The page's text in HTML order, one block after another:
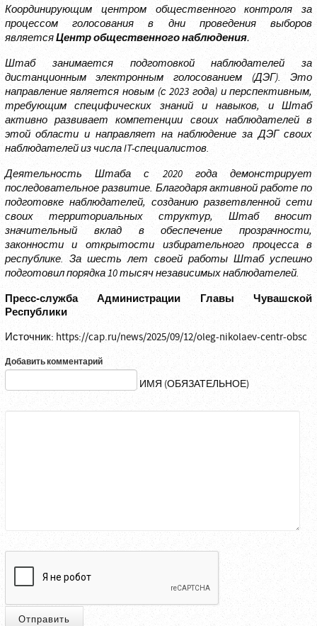
Координирующим центром общественного контроля за
процессом голосования в дни проведения выборов
являетсяЦентр общественного наблюдения.
Штаб занимается подготовкой наблюдателей за
дистанционным электронным голосованием (ДЭГ). Это
направление является новым (с 2023 года) и перспективным,
требующим специфических знаний и навыков, и Штаб
активно развивает компетенции своих наблюдателей в
этой области и направляет на наблюдение за ДЭГ своих
наблюдателей из числа IT-специалистов.
Деятельность Штаба с 2020 года демонстрирует
последовательное развитие. Благодаря активной работе по
подготовке наблюдателей, созданию разветвленной сети
своих территориальных структур, Штаб вносит
значительный вклад в обеспечение прозрачности,
законности и открытости избирательного процесса в
республике. За шесть лет своей работы Штаб успешно
подготовил порядка 10 тысяч независимых наблюдателей.
Пресс-служба Администрации Главы Чувашской
Республики
Источник: https://cap.ru/news/2025/09/12/oleg-nikolaev-centr-obsc
Добавить комментарий
ИМЯ (ОБЯЗАТЕЛЬНОЕ)
Отправить